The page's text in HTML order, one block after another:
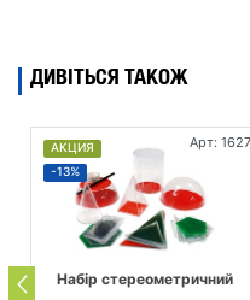
ДИВІТЬСЯ ТАКОЖ
АКЦИЯ
-13%
Арт: 1627
Набір стереометричний